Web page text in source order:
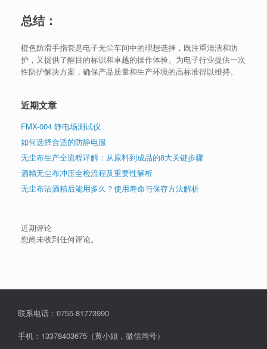
总结：
橙色防滑手指套是电子无尘车间中的理想选择，既注重清洁和防
护，又提供了醒目的标识和卓越的操作体验。为电子行业提供一次
性防护解决方案，确保产品质量和生产环境的高标准得以维持。
近期文章
FMX-004 静电场测试仪
如何选择合适的防静电服
无尘布生产全流程详解：从原料到成品的8大关键步骤
酒精无尘布冲压全检流程及重要性解析
无尘布沾酒精后能用多久？使用寿命与保存方法解析
近期评论
您尚未收到任何评论。
联系电话：0755-81773990
手机：13378403675（黄小姐，微信同号）